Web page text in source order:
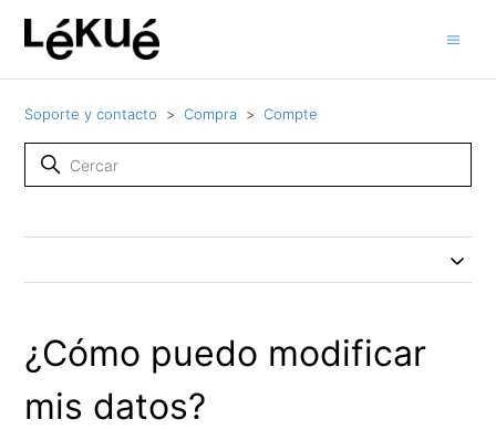
Soporte y contacto Compra Compte
¿Cómo puedo modificar
mis datos?